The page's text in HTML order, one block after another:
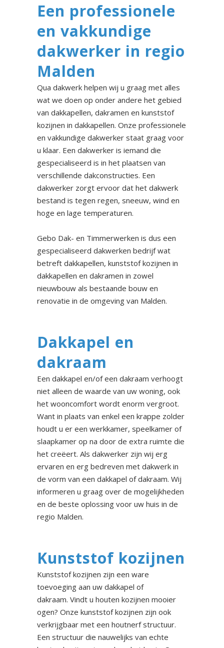
Een professionele
en vakkundige
dakwerker in regio
Malden
Qua dakwerk helpen wij u graag met alles
wat we doen op onder andere het gebied
van dakkapellen, dakramen en kunststof
kozijnen in dakkapellen. Onze professionele
en vakkundige dakwerker staat graag voor
u klaar. Een dakwerker is iemand die
gespecialiseerd is in het plaatsen van
verschillende dakconstructies. Een
dakwerker zorgt ervoor dat het dakwerk
bestand is tegen regen, sneeuw, wind en
hoge en lage temperaturen.
Gebo Dak- en Timmerwerken is dus een
gespecialiseerd dakwerken bedrijf wat
betreft dakkapellen, kunststof kozijnen in
dakkapellen en dakramen in zowel
nieuwbouw als bestaande bouw en
renovatie in de omgeving van Malden.
Dakkapel en
dakraam
Een dakkapel en/of een dakraam verhoogt
niet alleen de waarde van uw woning, ook
het wooncomfort wordt enorm vergroot.
Want in plaats van enkel een krappe zolder
houdt u er een werkkamer, speelkamer of
slaapkamer op na door de extra ruimte die
het creëert. Als dakwerker zijn wij erg
ervaren en erg bedreven met dakwerk in
de vorm van een dakkapel of dakraam. Wij
informeren u graag over de mogelijkheden
en de beste oplossing voor uw huis in de
regio Malden.
Kunststof kozijnen
Kunststof kozijnen zijn een ware
toevoeging aan uw dakkapel of
dakraam. Vindt u houten kozijnen mooier
ogen? Onze kunststof kozijnen zijn ook
verkrijgbaar met een houtnerf structuur.
Een structuur die nauwelijks van echte